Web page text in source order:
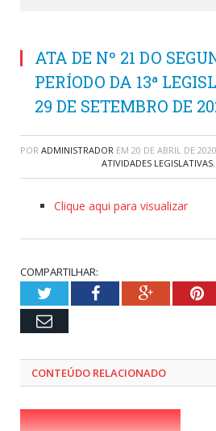
ATA DE Nº 21 DO
PERÍODO DA 13ª
29 DE SETEMBRO DE
POR ADMINISTRADOR EM 20 DE ABRIL DE 2020
ATIVIDADES LEGISLATIVAS,
Clique aqui para visualizar
COMPARTILHAR:
TwitterFacebookGoogle+
Email
CONTEÚDO RELACIONADO